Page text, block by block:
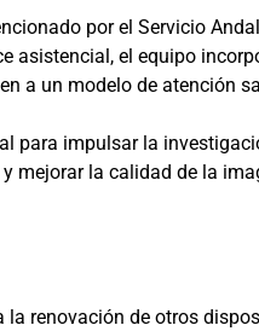
por el Servicio
asistencial, el equipo
a un modelo de atención
para impulsar la
mejorar la calidad de la
renovación de otros